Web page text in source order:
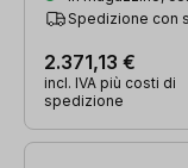
Spedizione con
2.371,13 €
incl. IVA più costi di
spedizione